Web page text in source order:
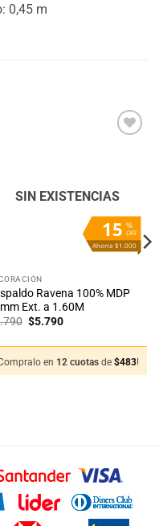
0,45 m
%
OFF
15
Ahorra $1.000
deseos
SIN EXISTENCIAS
Ravena 100% MDP
Ext. a 1.60M
El
$6.790.
$5.790El
$5.790.
en 12 cuotas de $483!